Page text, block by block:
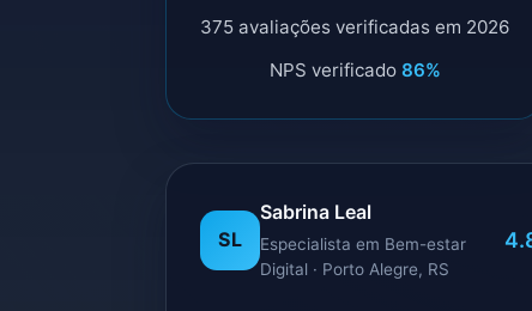
375 avaliações verificadas em 2026
NPS verificado 86%
SL
Sabrina Leal
Especialista em Bem-estar
Digital · Porto Alegre, RS